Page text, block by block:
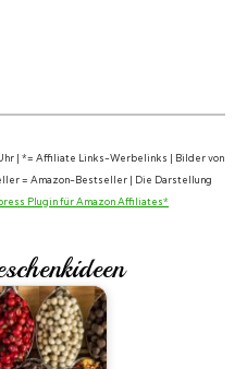
| *= Affiliate Links-Werbelinks | Bilder von
= Amazon-Bestseller | Die Darstellung
Plugin für Amazon Affiliates*